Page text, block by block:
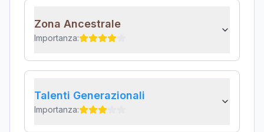
Zona Ancestrale
Importanza:
Talenti Generazionali
Importanza: